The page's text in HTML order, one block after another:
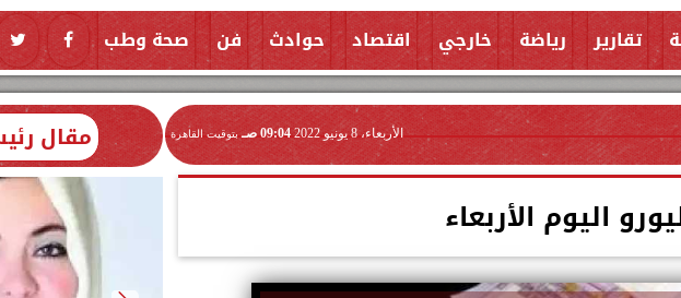
تقارير رياضة خارجي اقتصاد حوادث فن صحة وطب
الأربعاء، 8 يونيو 2022 09:04 صـ بتوقيت القاهرة
اليوم الأربعاء
مقال